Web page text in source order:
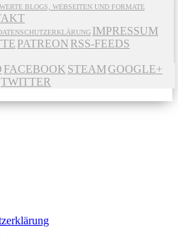
BLOGS, WEBSEITEN UND FORMATE
IMPRESSUM
PATREON RSS-FEEDS
FACEBOOK STEAMGOOGLE+
TWITTER